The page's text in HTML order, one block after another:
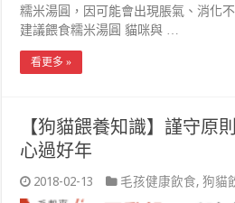
糯米湯圓，因可能會出現脹氣、消化
建議餵食糯米湯圓 貓咪與 …
看更多 »
【狗貓餵養知識】謹守原
心過好年
2018-02-13 毛孩健康飲食,狗貓